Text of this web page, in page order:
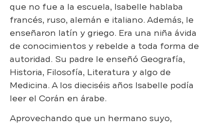
que no fue a la escuela, Isabelle hablaba
francés, ruso, alemán e italiano. Además, le
enseñaron latín y griego. Era una niña ávida
de conocimientos y rebelde a toda forma de
autoridad. Su padre le enseñó Geografía,
Historia, Filosofía, Literatura y algo de
Medicina. A los dieciséis años Isabelle podía
leer el Corán en árabe.
Aprovechando que un hermano suyo,